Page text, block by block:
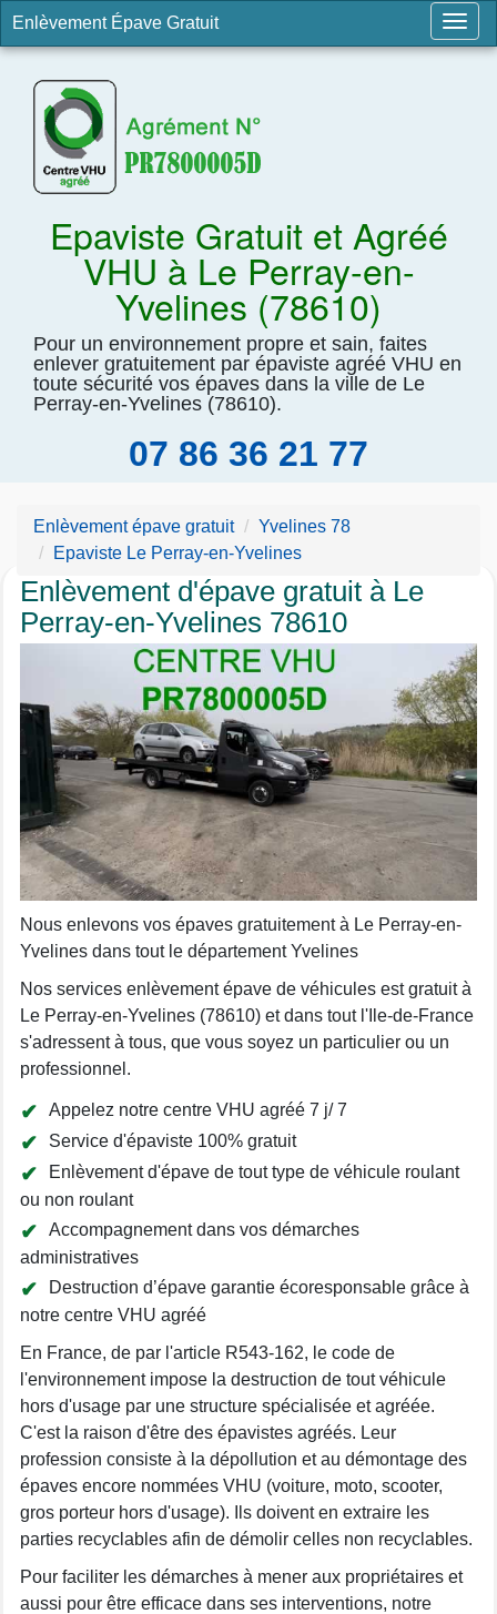
Enlèvement Épave Gratuit
Epaviste Gratuit et Agréé
VHU à Le Perray-en-
Yvelines (78610)
Pour un environnement propre et sain, faites
enlever gratuitement par épaviste agréé VHU en
toute sécurité vos épaves dans la ville de Le
Perray-en-Yvelines (78610).
07 86 36 21 77
Enlèvement épave gratuit
Yvelines 78
Epaviste Le Perray-en-Yvelines
Enlèvement d'épave gratuit à Le
Perray-en-Yvelines 78610
Nous enlevons vos épaves gratuitement à Le Perray-en-
Yvelines dans tout le département Yvelines
Nos services enlèvement épave de véhicules est gratuit à
Le Perray-en-Yvelines (78610) et dans tout l'Ile-de-France
s'adressent à tous, que vous soyez un particulier ou un
professionnel.
Appelez notre centre VHU agréé 7 j/ 7
Service d'épaviste 100% gratuit
Enlèvement d'épave de tout type de véhicule roulant
ou non roulant
Accompagnement dans vos démarches
administratives
Destruction d’épave garantie écoresponsable grâce à
notre centre VHU agréé
En France, de par l'article R543-162, le code de
l'environnement impose la destruction de tout véhicule
hors d'usage par une structure spécialisée et agréée.
C'est la raison d'être des épavistes agréés. Leur
profession consiste à la dépollution et au démontage des
épaves encore nommées VHU (voiture, moto, scooter,
gros porteur hors d'usage). Ils doivent en extraire les
parties recyclables afin de démolir celles non recyclables.
Pour faciliter les démarches à mener aux propriétaires et
aussi pour être efficace dans ses interventions, notre